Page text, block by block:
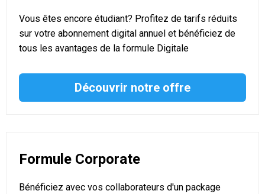
Vous êtes encore étudiant? Profitez de tarifs réduits
sur votre abonnement digital annuel et bénéficiez de
tous les avantages de la formule Digitale
Découvrir notre offre
Formule Corporate
Bénéficiez avec vos collaborateurs d'un package